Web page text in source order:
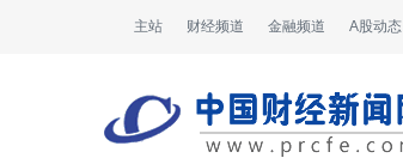
主站 财经频道 金融频道 A股动态